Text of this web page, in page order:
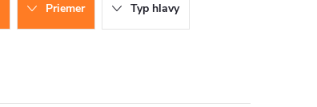
Priemer Typ hlavy